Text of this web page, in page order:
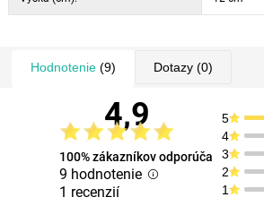
Hodnotenie(9) Dotazy(0)
4,9
100% zákazníkov odporúča
9 hodnotenie
1 recenzií
5
4
3
2
1